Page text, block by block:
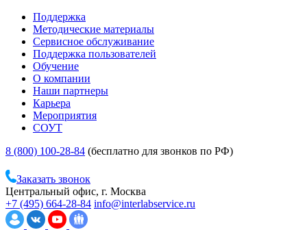
Поддержка
Методические материалы
Сервисное обслуживание
Поддержка пользователей
Обучение
О компании
Наши партнеры
Карьера
Мероприятия
СОУТ
8 (800) 100-28-84 (бесплатно для звонков по РФ)
Заказать звонок
Центральный офис, г. Москва
+7 (495) 664-28-84 info@interlabservice.ru